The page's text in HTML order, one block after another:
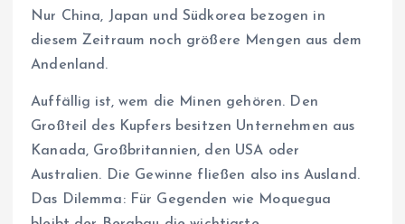
Nur China, Japan und Südkorea bezogen in
diesem Zeitraum noch größere Mengen aus dem
Andenland.
Auffällig ist, wem die Minen gehören. Den
Großteil des Kupfers besitzen Unternehmen aus
Kanada, Großbritannien, den USA oder
Australien. Die Gewinne fließen also ins Ausland.
Das Dilemma: Für Gegenden wie Moquegua